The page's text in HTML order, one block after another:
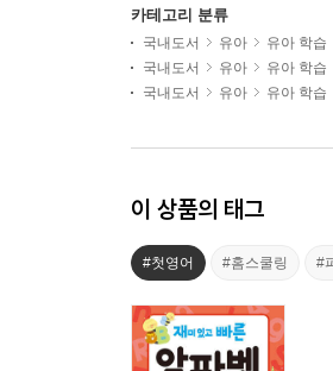
카테고리 분류
국내도서 유아 유아 학습
국내도서
유아 유아 학습
국내도서
유아 유아 학습
이 상품의 태그
#첫영어 #홈스쿨링 #